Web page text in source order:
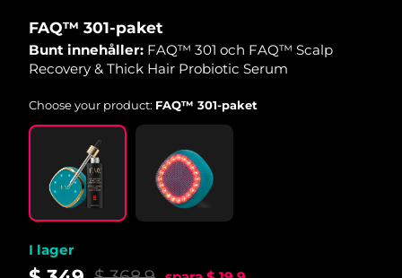
FAQ™ 301-paket
Bunt innehåller: FAQ™ 301 och FAQ™ Scalp
Recovery & Thick Hair Probiotic Serum
Choose your product: FAQ™ 301-paket
I lager
Macao SAR Förväntad leverans 14/08/2026
Malta Förväntad leverans
Mexiko Förväntad leverans
Monaco Förväntad leverans
Nederländerna